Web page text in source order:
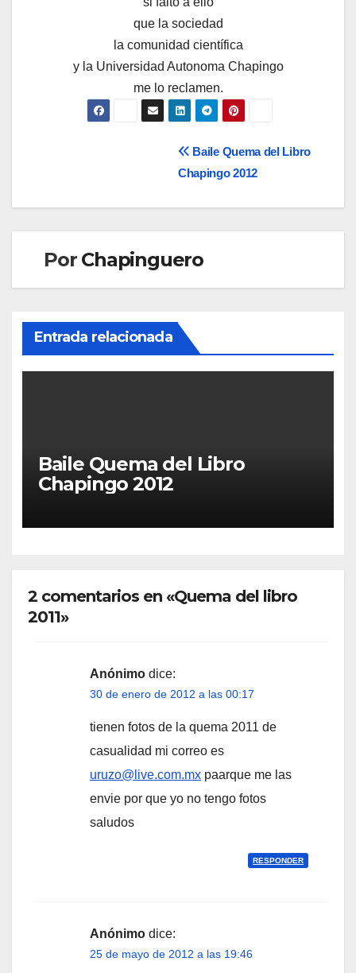
que la sociedad
la comunidad científica
y la Universidad Autonoma Chapingo
me lo reclamen.
Baile Quema del Libro
Chapingo 2012
Por Chapinguero
Entrada relacionada
Baile Quema del Libro
Chapingo 2012
2 comentarios en «Quema del libro
2011»
Anónimo dice:
30 de enero de 2012 a las 00:17
tienen fotos de la quema 2011 de
casualidad mi correo es
uruzo@live.com.mx paarque me las
envie por que yo no tengo fotos
saludos
RESPONDER
Anónimo dice:
25 de mayo de 2012 a las 19:46